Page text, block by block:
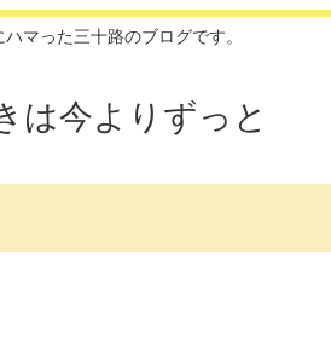
マった三十路のブログです。
は今よりずっと